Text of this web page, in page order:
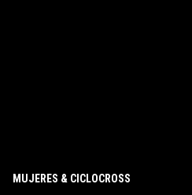
MUJERES & CICLOCROSS